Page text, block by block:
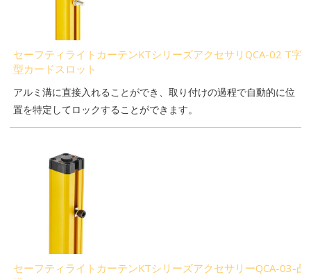
セーフティライトカーテンKTシリーズアクセサリQCA-02 T字
型カードスロット
アルミ溝に直接入れることができ、取り付けの過程で自動的に位
置を特定してロックすることができます。
セーフティライトカーテンKTシリーズアクセサリーQCA-03-凸